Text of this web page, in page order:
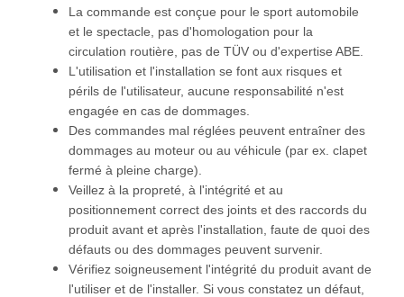
La commande est conçue pour le sport automobile
et le spectacle, pas d'homologation pour la
circulation routière, pas de TÜV ou d'expertise ABE.
L'utilisation et l'installation se font aux risques et
périls de l'utilisateur, aucune responsabilité n'est
engagée en cas de dommages.
Des commandes mal réglées peuvent entraîner des
dommages au moteur ou au véhicule (par ex. clapet
fermé à pleine charge).
Veillez à la propreté, à l'intégrité et au
positionnement correct des joints et des raccords du
produit avant et après l'installation, faute de quoi des
défauts ou des dommages peuvent survenir.
Vérifiez soigneusement l'intégrité du produit avant de
l'utiliser et de l'installer. Si vous constatez un défaut,